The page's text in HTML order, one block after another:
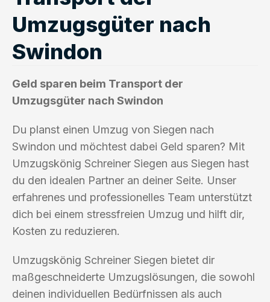
Umzugsgüter nach
Swindon
Geld sparen beim Transport der
Umzugsgüter nach Swindon
Du planst einen Umzug von Siegen nach
Swindon und möchtest dabei Geld sparen? Mit
Umzugskönig Schreiner Siegen aus Siegen hast
du den idealen Partner an deiner Seite. Unser
erfahrenes und professionelles Team unterstützt
dich bei einem stressfreien Umzug und hilft dir,
Kosten zu reduzieren.
Umzugskönig Schreiner Siegen bietet dir
maßgeschneiderte Umzugslösungen, die sowohl
deinen individuellen Bedürfnissen als auch